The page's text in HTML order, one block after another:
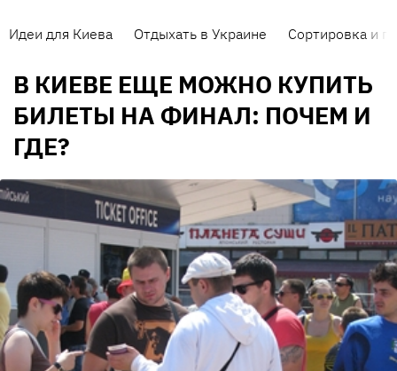
Идеи для Киева Отдыхать в Украине Сортировка и
В КИЕВЕ ЕЩЕ МОЖНО КУПИТЬ
БИЛЕТЫ НА ФИНАЛ: ПОЧЕМ И
ГДЕ?